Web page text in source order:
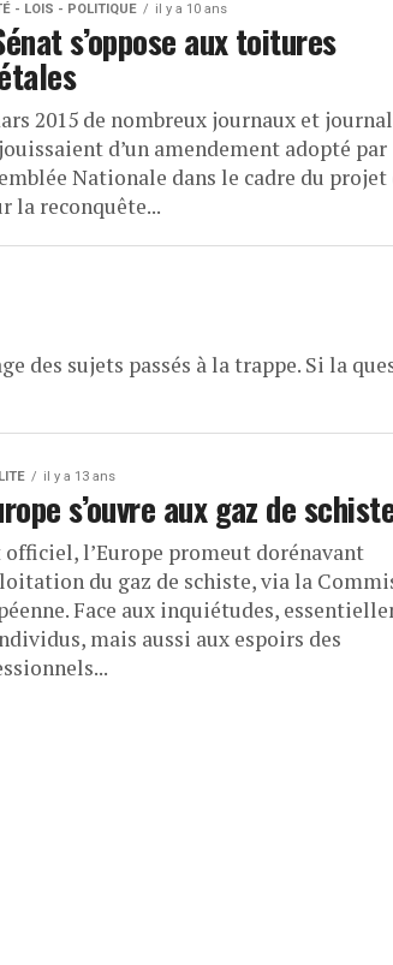
- LOIS - POLITIQUE il y a 10 ans
s’oppose aux toitures
2015 de nombreux journaux et
d’un amendement adopté par
Nationale dans le cadre du
la reconquête...
des sujets passés à la trappe. Si la
il y a 13 ans
s’ouvre aux gaz de
officiel, l’Europe promeut dorénavant
du gaz de schiste, via la
Face aux inquiétudes,
mais aussi aux espoirs des